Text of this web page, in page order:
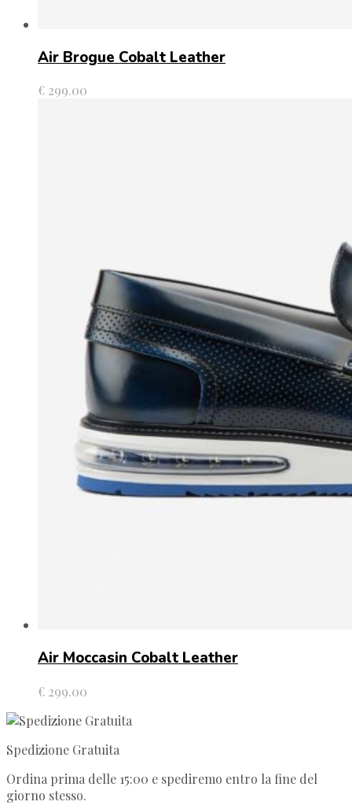
Air Brogue Cobalt Leather
€ 299.00
Air Moccasin Cobalt Leather
€ 299.00
Spedizione Gratuita
Ordina prima delle 15:00 e spediremo entro la fine del
giorno stesso.